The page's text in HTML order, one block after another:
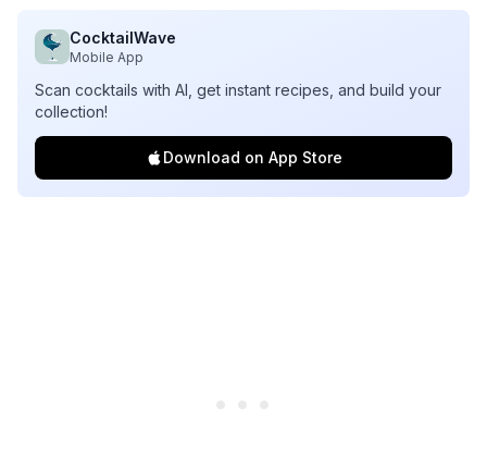
CocktailWave
Mobile App
Scan cocktails with AI, get instant recipes, and build your
collection!
Download on App Store